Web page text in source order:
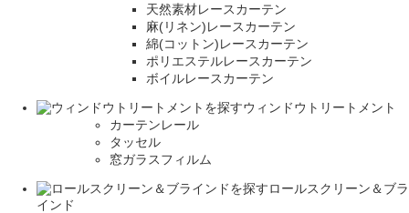
天然素材レースカーテン
麻(リネン)レースカーテン
綿(コットン)レースカーテン
ポリエステルレースカーテン
ボイルレースカーテン
ウィンドウトリートメント
カーテンレール
タッセル
窓ガラスフィルム
ロールスクリーン＆ブラ
インド